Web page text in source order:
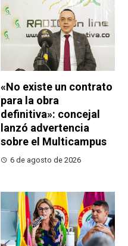
«No existe un contrato
para la obra
definitiva»: concejal
lanzó advertencia
sobre el Multicampus
6 de agosto de 2026